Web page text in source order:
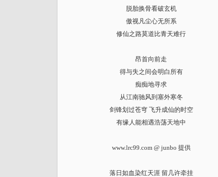
脱胎换骨看破玄机
傲视凡尘心无所系
修仙之路莫道比青天难行
昂首向前走
得与失之间会明白所有
痴痴地寻求
从江南驰风到塞外寒冬
剑锋划过苍穹 飞升成仙的时空
有缘人能相遇浩荡天地中
www.lrc99.com @ junbo 提供
落日如血染红天涯 留几许牵挂